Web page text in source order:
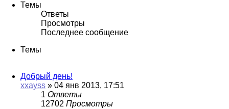
Темы
Ответы
Просмотры
Последнее сообщение
Темы
Добрый день!
xxayss » 04 янв 2013, 17:51
1 Ответы
12702 Просмотры